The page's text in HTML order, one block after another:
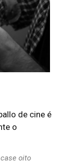
de cine é
o
oito